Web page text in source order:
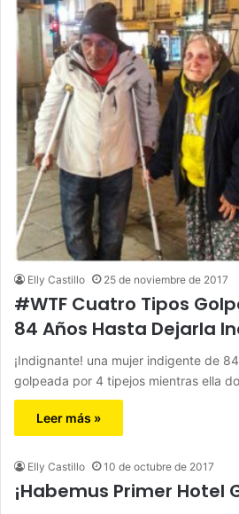
Elly Castillo 25 de noviembre de 2017
#WTF Cuatro Tipos
84 Años Hasta Dejarla
¡Indignante! una mujer indigente de
golpeada por 4 tipejos mientras ella
Leer más »
Elly Castillo 10 de octubre de 2017
¡Habemus Primer Hotel